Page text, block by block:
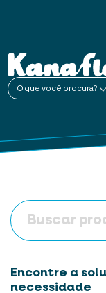
O que você procura?
Encontre a
necessidade